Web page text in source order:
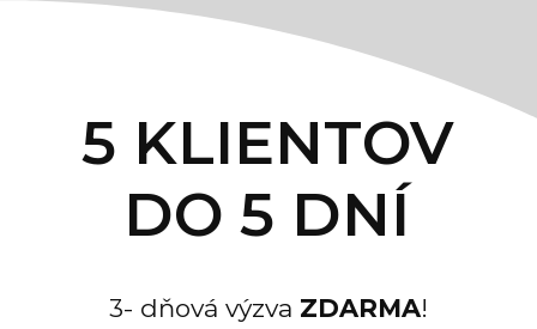
5 KLIENTOV
DO 5 DNÍ
3- dňová výzva ZDARMA!